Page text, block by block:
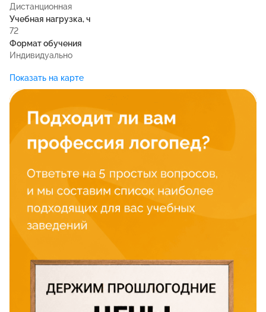
Дистанционная
Учебная нагрузка, ч
72
Формат обучения
Индивидуально
Показать на карте